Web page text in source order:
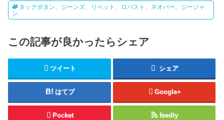
タックボタン、ジーンズ、リベット、ロバスト、ネオバー、ジージャ
ン
この記事が良かったらシェア
ツイート シェア
はてブ Google+
Pocket feedly